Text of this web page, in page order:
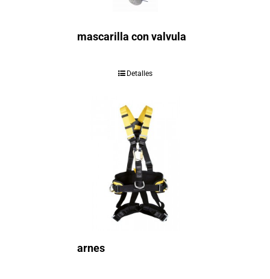
mascarilla con valvula
Detalles
arnes